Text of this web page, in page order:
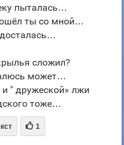
пыталась…
ты со мной…
сложил?
может…
" дружеской» лжи
тоже…
 1